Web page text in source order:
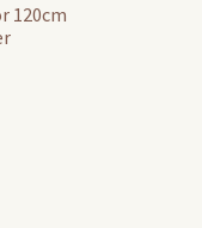
120cm